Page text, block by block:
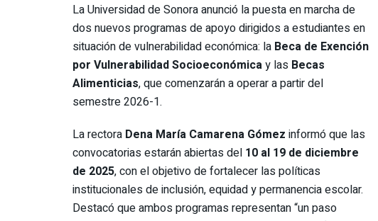
La Universidad de Sonora anunció la puesta en marcha de
dos nuevos programas de apoyo dirigidos a estudiantes en
situación de vulnerabilidad económica: la Beca de Exención
por Vulnerabilidad Socioeconómicay las Becas
Alimenticias, que comenzarán a operar a partir del
semestre 2026-1.
La rectora Dena María Camarena Gómez informó que las
convocatorias estarán abiertas del 10 al 19 de diciembre
de 2025, con el objetivo de fortalecer las políticas
institucionales de inclusión, equidad y permanencia escolar.
Destacó que ambos programas representan “un paso